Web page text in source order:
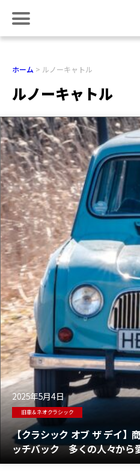
ホーム ルノーキャトル
ルノーキャトル
2025年5月4日
旧車＆ネオクラシック
【クラシック オブ ザ デイ】
ッチバック 多くの人々から
ー「ルノー4（キャトル）」